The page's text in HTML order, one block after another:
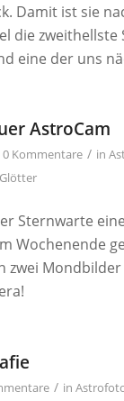
Damit ist sie
die zweithellste
eine der uns
AstroCam
0 Kommentare / in
Sternwarte
Wochenende
zwei
/ in